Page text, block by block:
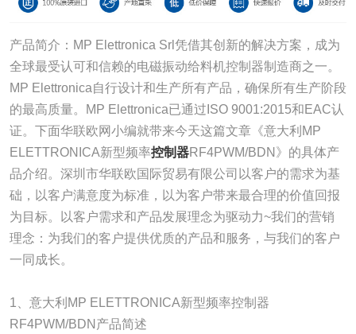
产品简介：MP Elettronica Srl凭借其创新的解决方案，成为
全球最受认可和信赖的电磁振动给料机控制器制造商之一。
MP Elettronica自行设计和生产所有产品，确保所有生产阶段
的最高质量。MP Elettronica已通过ISO 9001:2015和EAC认
证。下面华联欧网小编就带来今天这篇文章《意大利MP
ELETTRONICA新型频率控制器RF4PWM/BDN》的具体产
品介绍。深圳市华联欧国际贸易有限公司以客户的需求为基
础，以客户满意度为标准，以为客户带来最合理的价值回报
为目标。以客户需求和产品发展理念为驱动力~我们的营销
理念：为我们的客户提供优质的产品和服务，与我们的客户
一同成长。
1、意大利MP ELETTRONICA新型频率控制器
RF4PWM/BDN产品简述